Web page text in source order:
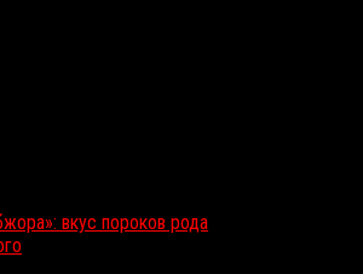
вкус пороков рода